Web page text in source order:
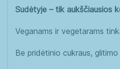
Sudėtyje – tik aukščiausios
Veganams ir vegetarams
Be pridėtinio cukraus,